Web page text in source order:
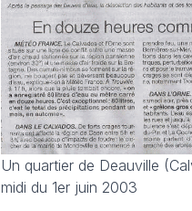
Un quartier de Deauville
midi du 1er juin 2003